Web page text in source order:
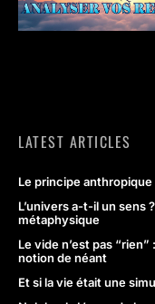
LATEST ARTICLES
Le principe anthropique
L’univers a-t-il un sens
métaphysique
Le vide n’est pas
notion de néant
Et si la vie était une